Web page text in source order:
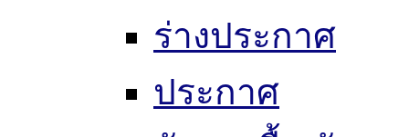
ร่างประกาศ
ประกาศ